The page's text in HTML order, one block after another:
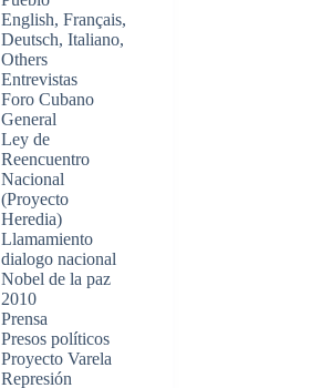
English, Français,
Deutsch, Italiano,
Others
Entrevistas
Foro Cubano
General
Ley de
Reencuentro
Nacional
(Proyecto
Heredia)
Llamamiento
dialogo nacional
Nobel de la paz
2010
Prensa
Presos políticos
Proyecto Varela
Represión